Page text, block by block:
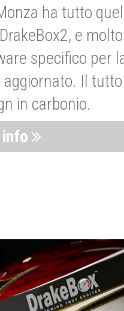
ha tutto
e
specifico per
Il
in carbonio.